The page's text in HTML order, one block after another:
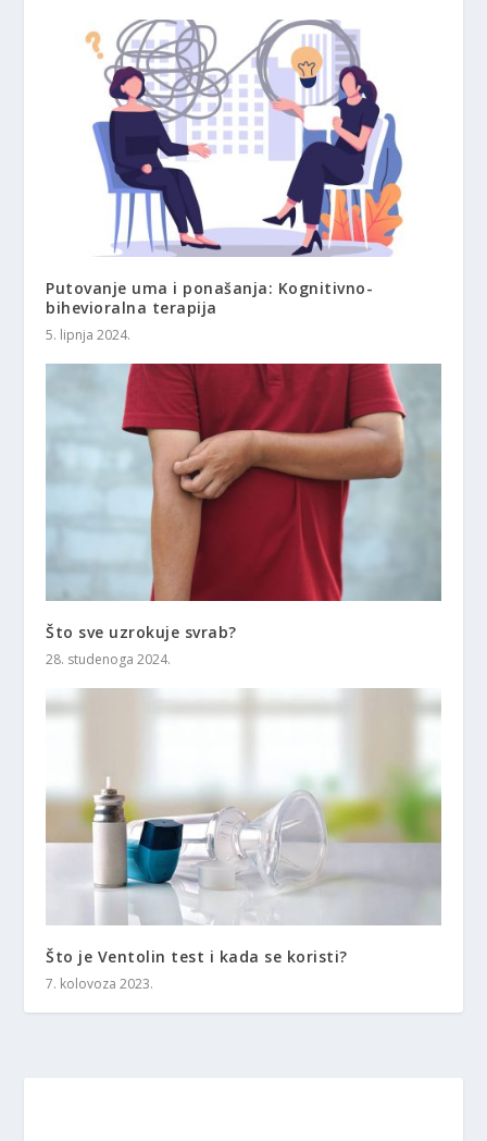
Putovanje uma i ponašanja: Kognitivno-
bihevioralna terapija
5. lipnja 2024.
Što sve uzrokuje svrab?
28. studenoga 2024.
Što je Ventolin test i kada se koristi?
7. kolovoza 2023.